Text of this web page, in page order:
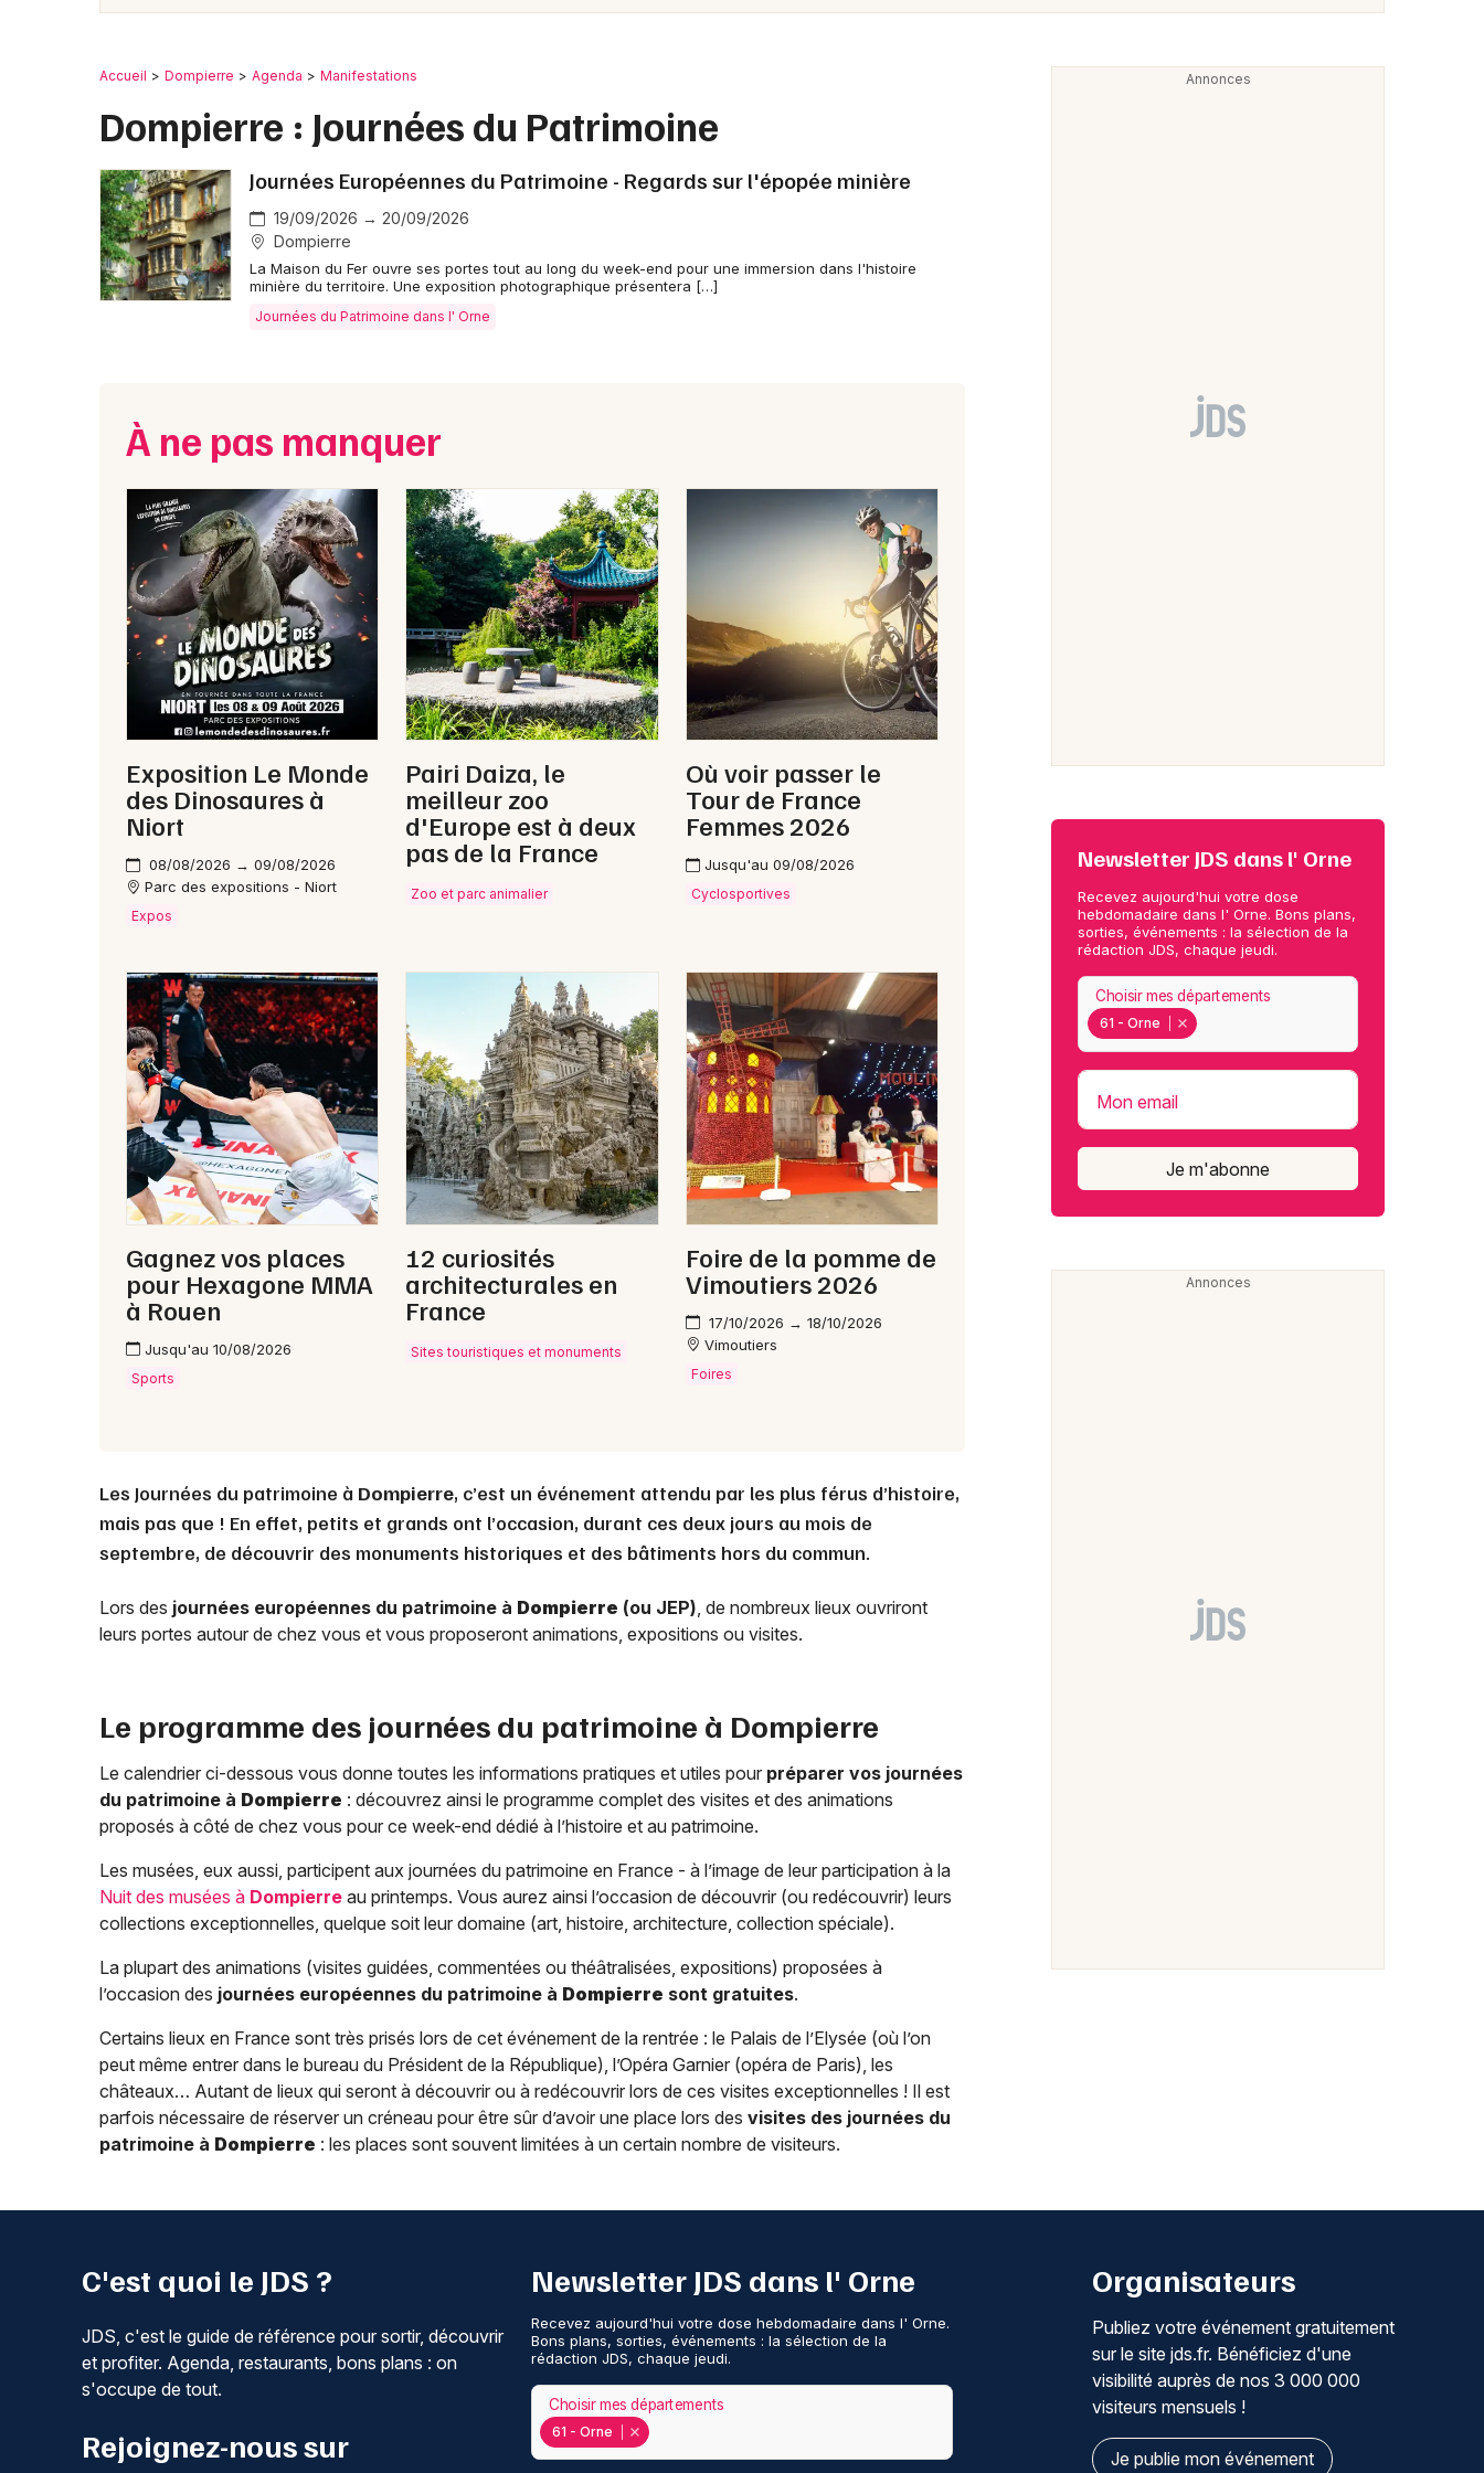
Sports
Expos
Newsletter des sorties
Artistes en tournée
Actus dans l' Orne
Magazine dans l' Orne
61 - Orne
Choisir mes départements
Mon email
Je m'abonne
Mulhouse
Nice
Paris
Toulouse
Accueil Dompierre Agenda Manifestations
Dompierre : Journées du Patrimoine
Journées Européennes du Patrimoine - Regards sur l'épopée minière
19/09/2026 → 20/09/2026
Dompierre
La Maison du Fer ouvre ses portes tout au long du week-end pour une immersion dans l'histoire
minière du territoire. Une exposition photographique présentera […]
Journées du Patrimoine dans l' Orne
À ne pas manquer
Exposition Le Monde
des Dinosaures à
Niort
08/08/2026 → 09/08/2026
Parc des expositions - Niort
Expos
Pairi Daiza, le
meilleur zoo
d'Europe est à deux
pas de la France
Zoo et parc animalier
Où voir passer le
Tour de France
Femmes 2026
Jusqu'au 09/08/2026
Cyclosportives
Gagnez vos places
pour Hexagone MMA
à Rouen
Jusqu'au 10/08/2026
Sports
12 curiosités
architecturales en
France
Sites touristiques et monuments
Foire de la pomme de
Vimoutiers 2026
17/10/2026 → 18/10/2026
Vimoutiers
Foires
Les Journées du patrimoine à Dompierre, c’est un événement attendu par les plus férus d’histoire,
mais pas que ! En effet, petits et grands ont l’occasion, durant ces deux jours au mois de
septembre, de découvrir des monuments historiques et des bâtiments hors du commun.
Lors des journées européennes du patrimoine à Dompierre (ou JEP) , de nombreux lieux ouvriront
leurs portes autour de chez vous et vous proposeront animations, expositions ou visites.
Le programme des journées du patrimoine à Dompierre
Le calendrier ci-dessous vous donne toutes les informations pratiques et utiles pour préparer vos journées
du patrimoine à Dompierre : découvrez ainsi le programme complet des visites et des animations
proposés à côté de chez vous pour ce week-end dédié à l’histoire et au patrimoine.
Les musées, eux aussi, participent aux journées du patrimoine en France - à l’image de leur participation à la
Nuit des musées à Dompierre au printemps. Vous aurez ainsi l’occasion de découvrir (ou redécouvrir) leurs
collections exceptionnelles, quelque soit leur domaine (art, histoire, architecture, collection spéciale).
La plupart des animations (visites guidées, commentées ou théâtralisées, expositions) proposées à
l’occasion des journées européennes du patrimoine à Dompierre sont gratuites.
Certains lieux en France sont très prisés lors de cet événement de la rentrée : le Palais de l’Elysée (où l’on
peut même entrer dans le bureau du Président de la République), l’Opéra Garnier (opéra de Paris), les
châteaux… Autant de lieux qui seront à découvrir ou à redécouvrir lors de ces visites exceptionnelles ! Il est
parfois nécessaire de réserver un créneau pour être sûr d’avoir une place lors des visites des journées du
patrimoine à Dompierre : les places sont souvent limitées à un certain nombre de visiteurs.
Newsletter JDS dans l' Orne
Recevez aujourd'hui votre dose
hebdomadaire dans l' Orne. Bons plans,
sorties, événements : la sélection de la
rédaction JDS, chaque jeudi.
61 - Orne
Choisir mes départements
Mon email
Je m'abonne
C'est quoi le JDS ?
JDS, c'est le guide de référence pour sortir, découvrir
et profiter. Agenda, restaurants, bons plans : on
s'occupe de tout.
Rejoignez-nous sur
Newsletter JDS dans l' Orne
Recevez aujourd'hui votre dose hebdomadaire dans l' Orne.
Bons plans, sorties, événements : la sélection de la
rédaction JDS, chaque jeudi.
61 - Orne
Choisir mes départements
Organisateurs
Publiez votre événement gratuitement
sur le site jds.fr. Bénéficiez d'une
visibilité auprès de nos 3 000 000
visiteurs mensuels !
Je publie mon événement